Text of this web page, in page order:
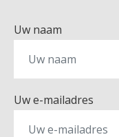
Uw naam
Uw e-mailadres